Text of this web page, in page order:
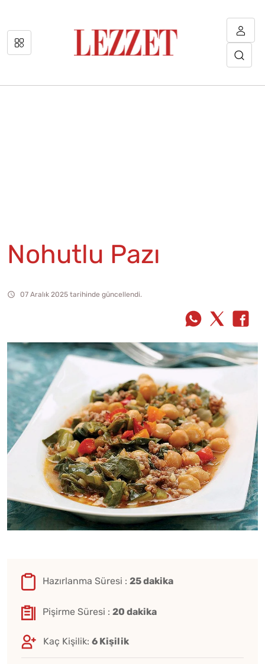
Nohutlu Pazı
07 Aralık 2025 tarihinde güncellendi.
Hazırlanma Süresi : 25 dakika
Pişirme Süresi : 20 dakika
Kaç Kişilik: 6 Kişilik